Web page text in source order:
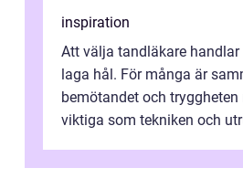
inspiration
Att välja tandläkare
laga hål. För många är
bemötandet och
viktiga som tekniken och